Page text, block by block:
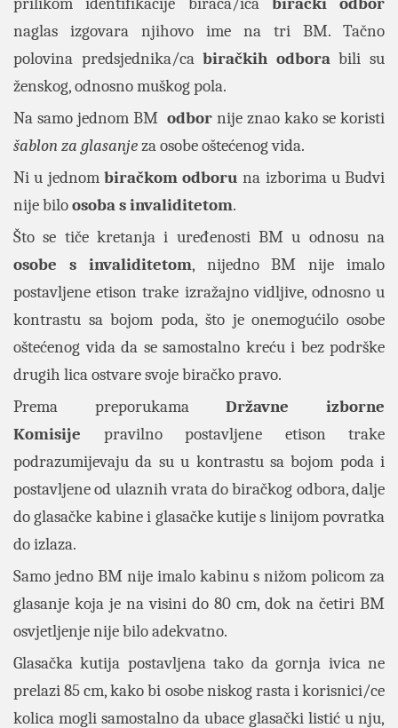
naglas izgovara njihovo ime na tri BM. Tačno
polovina predsjednika/cabiračkih odborabili su
ženskog, odnosno muškog pola.
Na samo jednom BM odbor nije znao kako se koristi
šablon za glasanjeza osobe oštećenog vida.
Ni u jednom biračkom odboru na izborima u Budvi
nije biloosoba s invaliditetom.
Što se tiče kretanja i uređenosti BM u odnosu na
osobe s invaliditetom, nijedno BM nije imalo
postavljene etison trake izražajno vidljive, odnosno u
kontrastu sa bojom poda, što je onemogućilo osobe
oštećenog vida da se samostalno kreću i bez podrške
drugih lica ostvare svoje biračko pravo.
Prema preporukamaDržavne izborne
Komisije pravilno postavljene etison trake
podrazumijevaju da su u kontrastu sa bojom poda i
postavljene od ulaznih vrata do biračkog odbora, dalje
do glasačke kabine i glasačke kutije s linijom povratka
do izlaza.
Samo jedno BM nije imalo kabinu s nižom policom za
glasanje koja je na visini do 80 cm, dok na četiri BM
osvjetljenje nije bilo adekvatno.
Glasačka kutija postavljena tako da gornja ivica ne
prelazi 85 cm, kako bi osobe niskog rasta i korisnici/ce
kolica mogli samostalno da ubace glasački listić u nju,